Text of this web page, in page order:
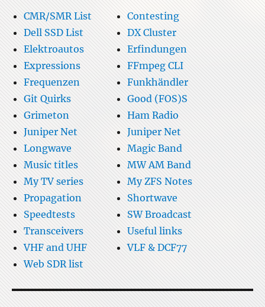
CMR/SMR List
Contesting
Dell SSD List
DX Cluster
Elektroautos
Erfindungen
Expressions
FFmpeg CLI
Frequenzen
Funkhändler
Git Quirks
Good (FOS)S
Grimeton
Ham Radio
Juniper Net
Juniper Net
Longwave
Magic Band
Music titles
MW AM Band
My TV series
My ZFS Notes
Propagation
Shortwave
Speedtests
SW Broadcast
Transceivers
Useful links
VHF and UHF
VLF & DCF77
Web SDR list